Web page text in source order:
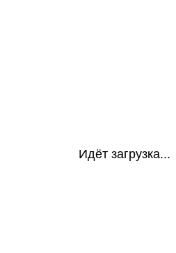
Идёт загрузка...